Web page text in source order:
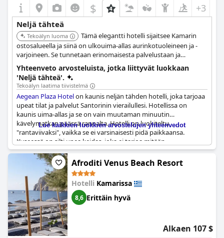
$ +3
Neljä tähteä
Tekoälyn luoma
Tämä elegantti hotelli sijaitsee Kamarin
ostosalueella ja siinä on ulkouima-allas aurinkotuoleineen ja -
varjoineen. Se tunnetaan erinomaisesta palvelustaan ja
mukavista majoitustiloistaan.
Yhteenveto arvosteluista, jotka liittyvät luokkaan
'Neljä tähteä'.
Tekoälyn laatima tiivistelmä
Aegean Plaza Hotelon kaunis neljän tähden hotelli, joka tarjoaa
upeat tilat ja palvelut Santorinin vierailullesi. Hotellissa on
kaunis uima-allas ja se on vain muutaman minuutin
kävelymatkan päässä rannalta. Hotelli on luokiteltu
"rantaviivaksi", vaikka se ei varsinaisesti pidä paikkaansa.
Kyseessä on silti upea keidas, joka ei tarjoa mitään
kadehdittavaa viiden tähden rakenteille. Erittäin hyvän hinta-
laatusuhteen ansiosta hotellia suosittelevat monet vieraat, jotka
nauttivat vierailustaan. Hotellissa on myös ystävällinen ja
avulias henkilökunta, ja se sijaitsee kätevästi lähellä
lentokenttää. Kaiken kaikkiaan se on loistava vaihtoehto
harkittavaksi Santorinin-lomallesi.
Lue kaikkien luokkien arvostelujen yhteenvedot
Afroditi Venus Beach Resort
Hotelli Kamarissa
8,6 Erittäin hyvä
Alkaen 107 $